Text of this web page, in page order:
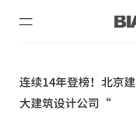
连续14年登榜！北京
大建筑设计公司“